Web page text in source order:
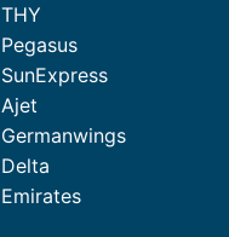
THY
Pegasus
SunExpress
Ajet
Germanwings
Delta
Emirates